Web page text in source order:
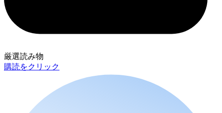
厳選読み物
購読をクリック